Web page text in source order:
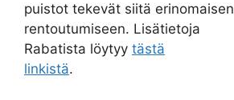
puistot tekevät siitä
rentoutumiseen. Lisätietoja
Rabatista löytyy tästä
linkistä.